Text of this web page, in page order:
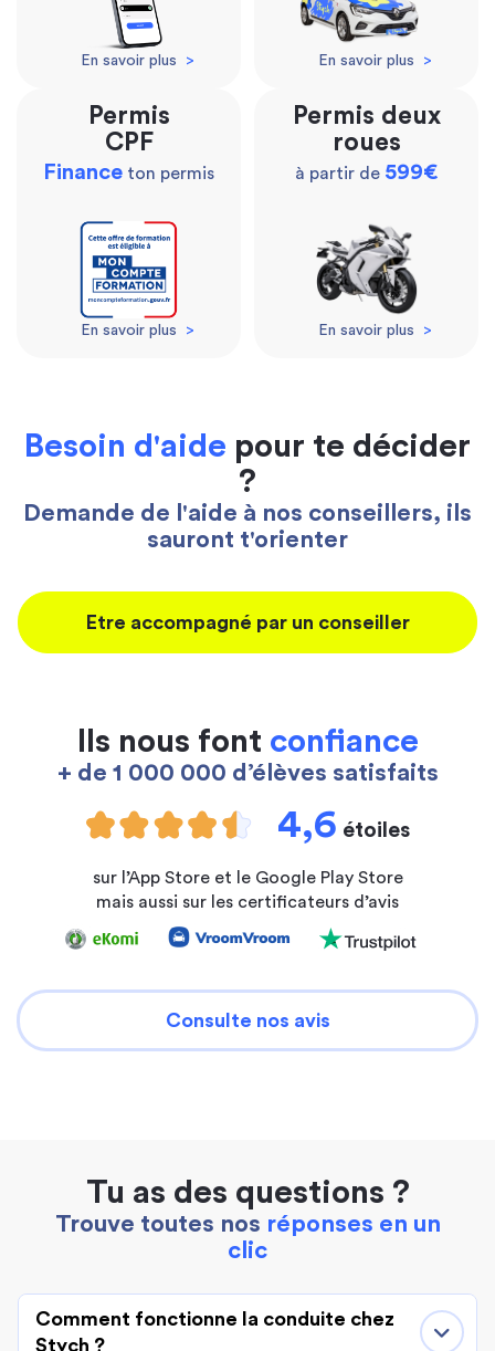
En savoir plus > En savoir plus >
Permis
CPF
Finance ton permis
En savoir plus >
Permis deux
roues
à partir de 599€
En savoir plus >
Besoin d'aide pour te décider
?
Demande de l'aide à nos conseillers, ils
sauront t'orienter
Etre accompagné par un conseiller
Ils nous font confiance
+ de 1 000 000 d’élèves satisfaits
4,6 étoiles
sur l’App Store et le Google Play Store
mais aussi sur les certificateurs d’avis
Consulte nos avis
Tu as des questions ?
Trouve toutes nos réponses en un
clic
Comment fonctionne la conduite chez
Stych ?